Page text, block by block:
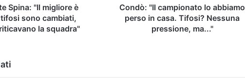
Spina: "Il migliore è
sono cambiati,
la squadra"
Nessuna
pressione,
Condò: "Il campionato lo abbiamo
perso in casa. Tifosi? Nessuna
pressione, ma..."